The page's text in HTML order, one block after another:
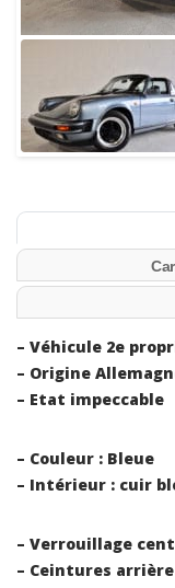
– Véhicule 2e
– Origine
– Etat impeccable
– Couleur : Bleue
– Intérieur : cuir
– Verrouillage
– Ceintures